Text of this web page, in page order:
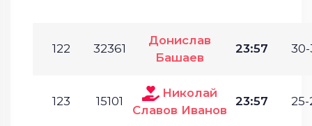
122 32361
Донислав
Башаев
23:57 30-
123 15101
Николай
Славов Иванов
23:57 25-